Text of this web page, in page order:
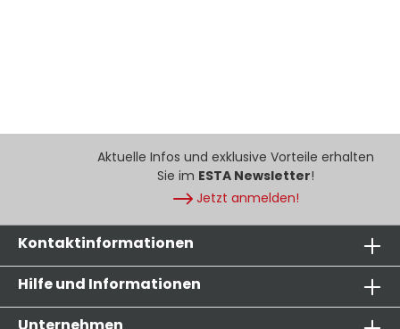
Aktuelle Infos und exklusive Vorteile erhalten
Sie im ESTA Newsletter!
Jetzt anmelden!
Kontaktinformationen
Hilfe und Informationen